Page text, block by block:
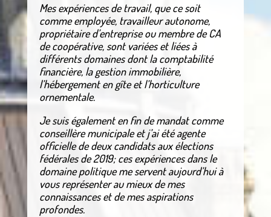
Mes expériences de travail, que ce soit
comme employée, travailleur autonome,
propriétaire d’entreprise ou membre de CA
de coopérative, sont variées et liées à
différents domaines dont la comptabilité
financière, la gestion immobilière,
l’hébergement en gîte et l’horticulture
ornementale.
Je suis également en fin de mandat comme
conseillère municipale et j’ai été agente
officielle de deux candidats aux élections
fédérales de 2019; ces expériences dans le
domaine politique me servent aujourd’hui à
vous représenter au mieux de mes
connaissances et de mes aspirations
profondes.